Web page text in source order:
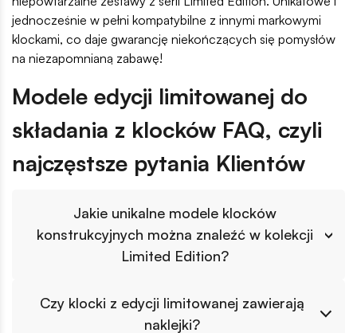
jednocześnie w pełni kompatybilne z innymi markowymi
klockami, co daje gwarancję niekończących się pomysłów
na niezapomnianą zabawę!
Modele edycji limitowanej do
składania z klocków FAQ, czyli
najczęstsze pytania Klientów
Jakie unikalne modele klocków
konstrukcyjnych można znaleźć w kolekcji
Limited Edition?
dla kolekcjonerów poszukujących unikalnych i
historycznych modeli konstrukcyjnych. Wśród
Czy klocki z edycji limitowanej zawierają
naklejki?